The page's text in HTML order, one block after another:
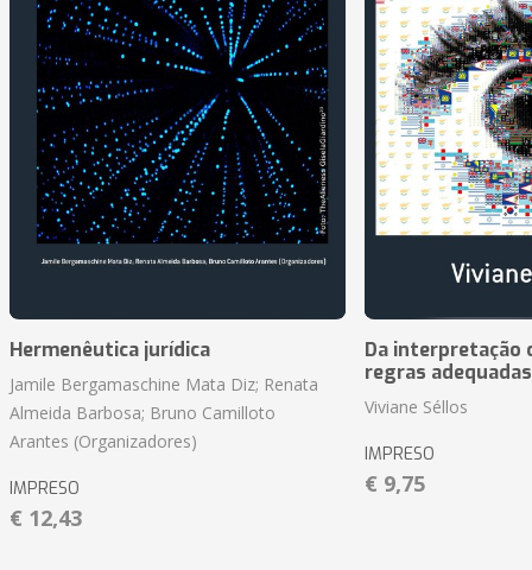
Hermenêutica jurídica
Jamile Bergamaschine Mata Diz; Renata
Almeida Barbosa; Bruno Camilloto
Arantes (Organizadores)
IMPRESO
€ 12,43
Da interpretação
regras
Viviane Séllos
IMPRESO
€ 9,75